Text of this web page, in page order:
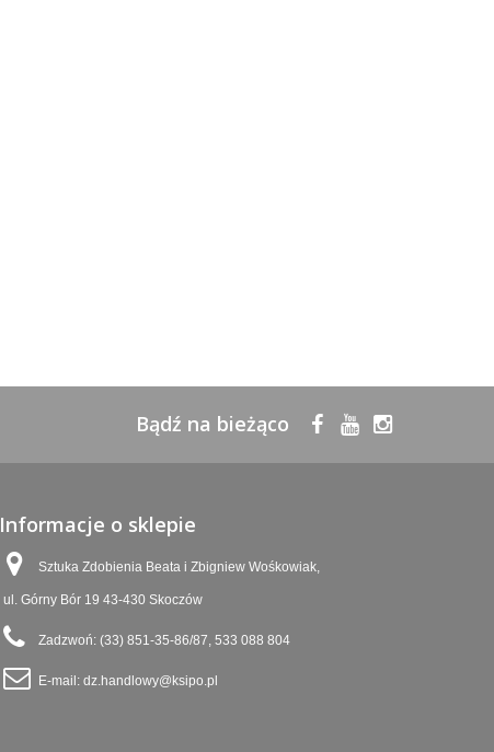
Bądź na bieżąco
Informacje o sklepie
Sztuka Zdobienia Beata i Zbigniew Wośkowiak,
ul. Górny Bór 19 43-430 Skoczów
Zadzwoń: (33) 851-35-86/87, 533 088 804
E-mail: dz.handlowy@ksipo.pl